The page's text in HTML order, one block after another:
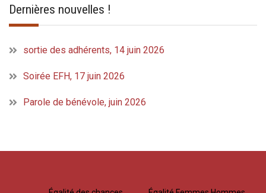
Dernières nouvelles !
sortie des adhérents, 14 juin 2026
Soirée EFH, 17 juin 2026
Parole de bénévole, juin 2026